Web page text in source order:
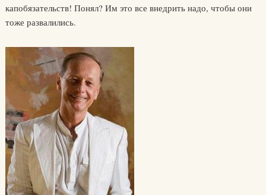
капобязательств! Понял? Им это все внедрить надо, чтобы они
тоже развалились.